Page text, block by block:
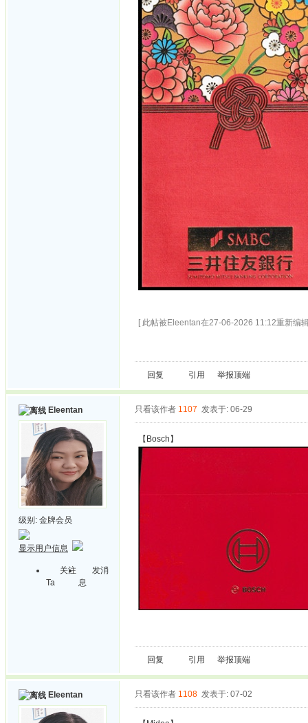
[ 此帖被Eleentan在27-06-2026 11:12重新编
回复 引用 举报顶端
Eleentan
级别: 金牌会员
显示用户信息
关注
Ta
发消
息
只看该作者 1107 发表于: 06-29
【Bosch】
回复 引用 举报顶端
Eleentan 只看该作者 1108 发表于: 07-02